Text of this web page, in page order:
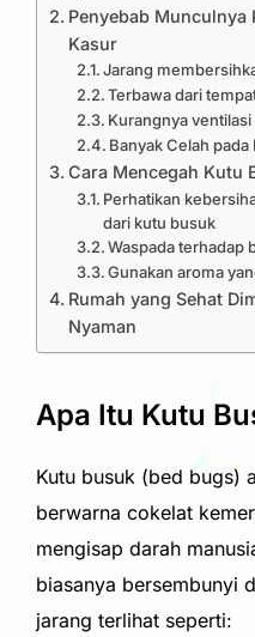
Penyebab Munculnya
Kasur
Jarang
Terbawa dari
Kurangnya ventilasi
Banyak Celah
Cara Mencegah Kutu
Perhatikan
dari kutu busuk
Waspada terhadap
Gunakan aroma
Rumah yang Sehat
Nyaman
Apa Itu Kutu
Kutu busuk (bed bugs)
berwarna cokelat
mengisap darah
biasanya bersembunyi
jarang terlihat seperti: